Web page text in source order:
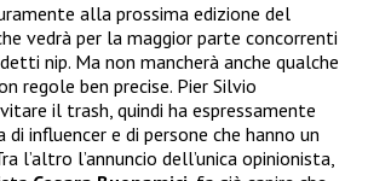
alla prossima edizione del
vedrà per la maggior parte concorrenti
nip. Ma non mancherà anche qualche
regole ben precise. Pier Silvio
il trash, quindi ha espressamente
influencer e di persone che hanno un
l’altro l’annuncio dell’unica opinionista,